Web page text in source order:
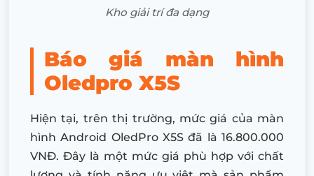
Kho giải trí đa dạng
Báo giá màn hình
Oledpro X5S
Hiện tại, trên thị trường, mức giá của màn
hình Android OledPro X5S đã là 16.800.000
VNĐ. Đây là một mức giá phù hợp với chất